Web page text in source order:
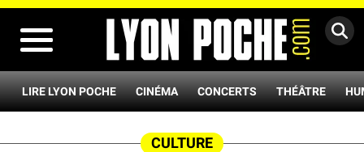
LIRE LYON POCHE CINÉMA CONCERTS THÉÂTRE
CULTURE